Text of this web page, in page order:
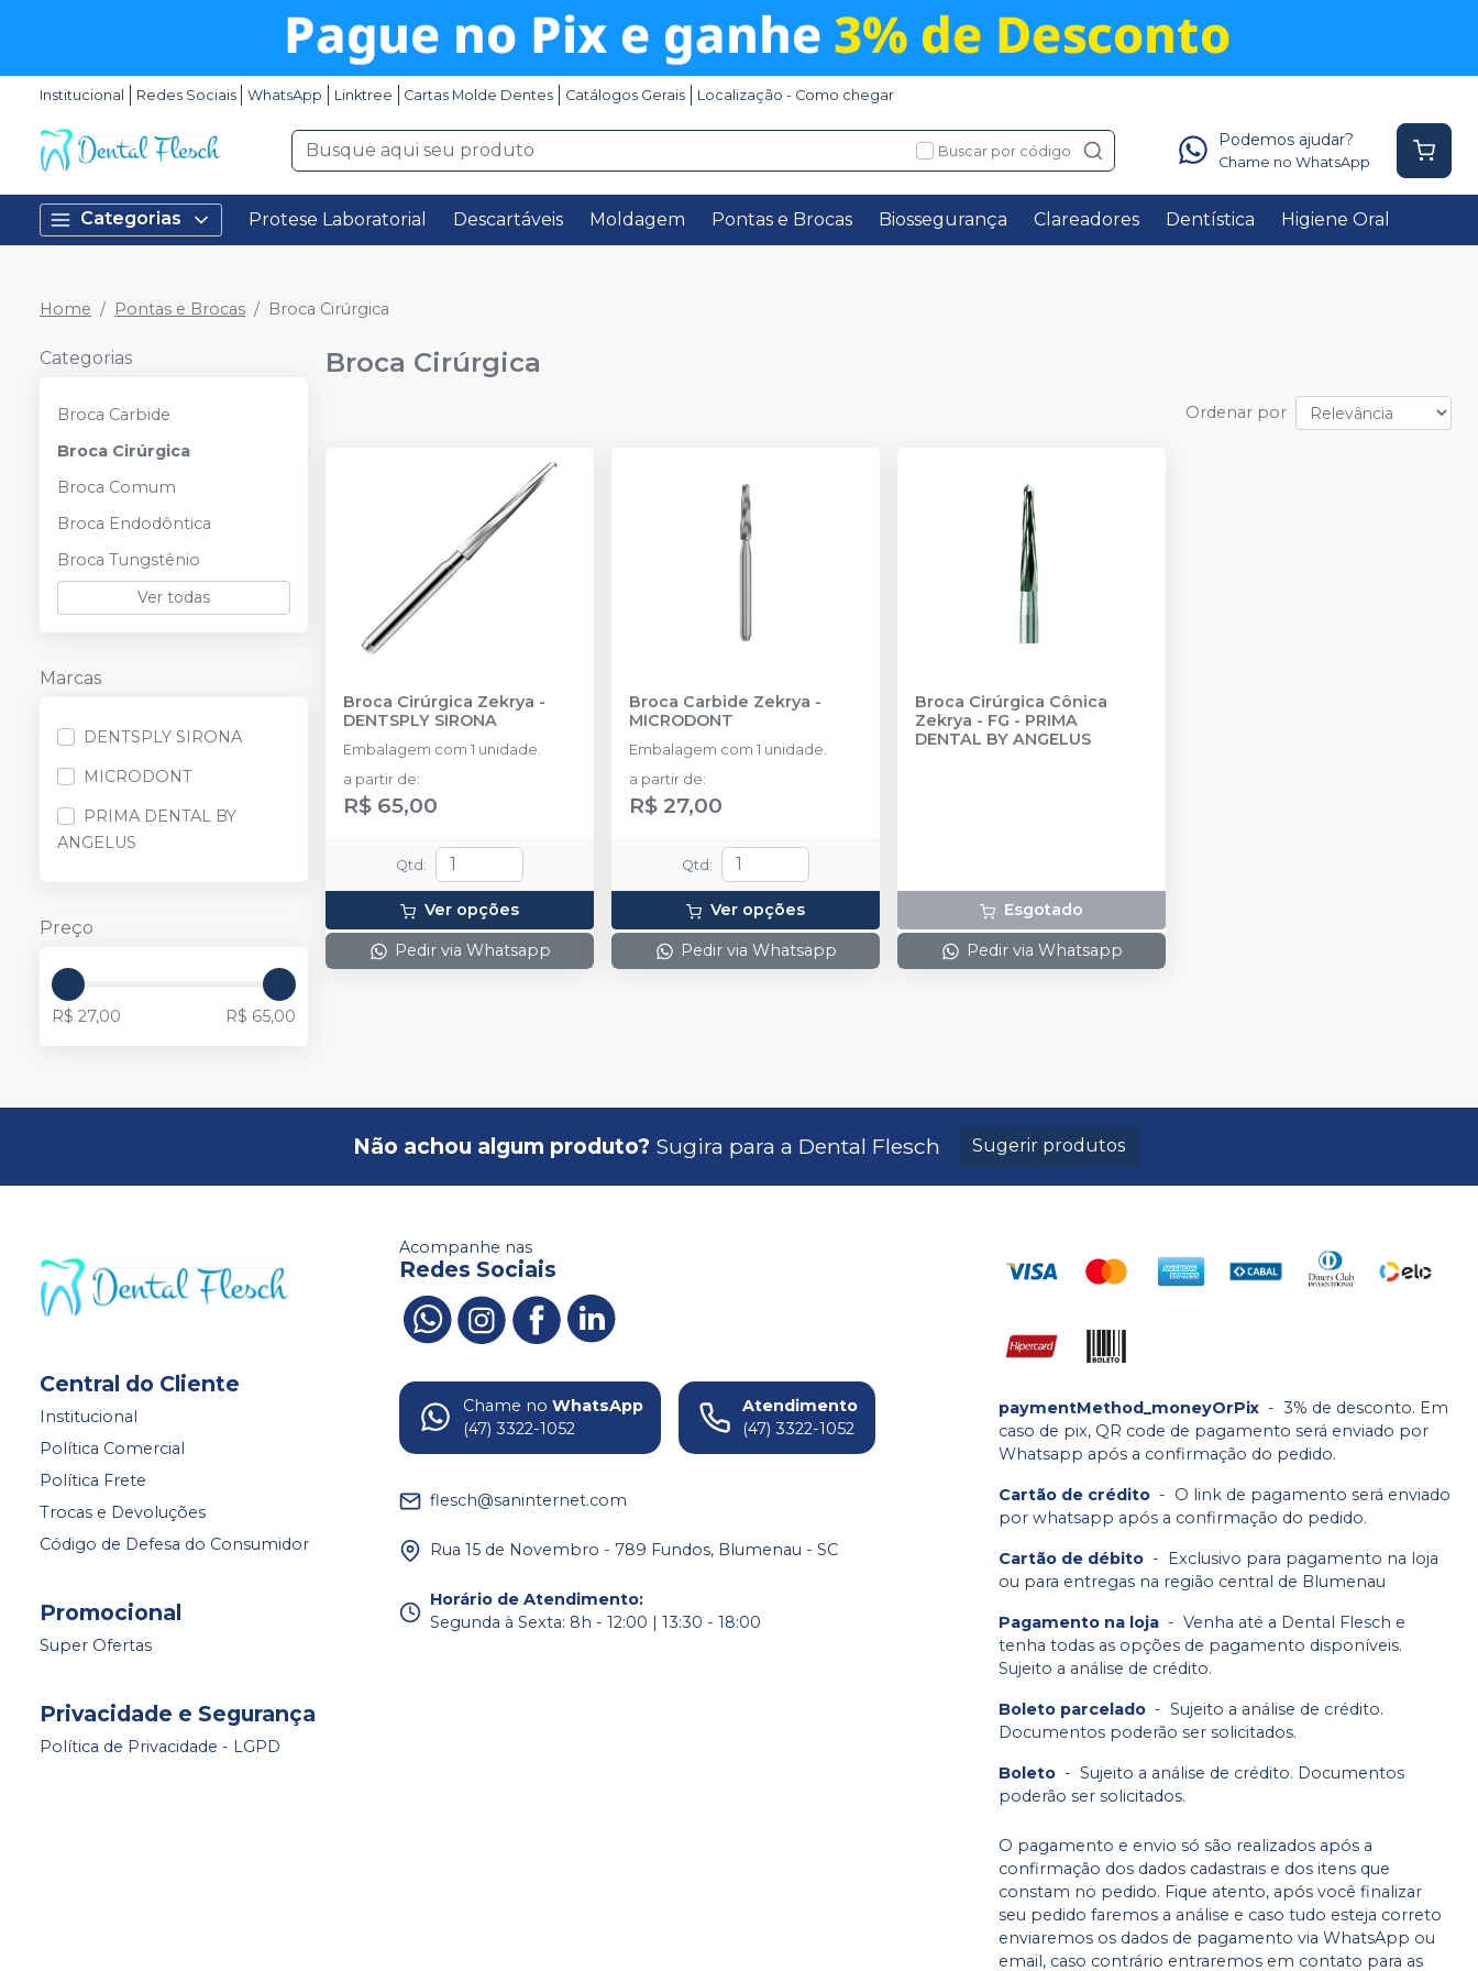
Institucional Redes Sociais WhatsApp Linktree Cartas Molde Dentes Catálogos Gerais Localização - Como chegar
Buscar por código
Podemos ajudar?
Chame no WhatsApp
Categorias Protese Laboratorial Descartáveis Moldagem Pontas e Brocas Biossegurança Clareadores Dentística Higiene Oral
Home Pontas e Brocas Broca Cirúrgica
Categorias
Broca Carbide
Broca Cirúrgica
Broca Comum
Broca Endodôntica
Broca Tungstênio
Ver todas
Marcas
DENTSPLY SIRONA
MICRODONT
PRIMA DENTAL BY
ANGELUS
Preço
R$ 27,00 R$ 65,00
Broca Cirúrgica
Ordenar por
Broca Cirúrgica Zekrya -
DENTSPLY SIRONA
Embalagem com 1 unidade.
a partir de:
R$ 65,00
Qtd:
Ver opções
Pedir via Whatsapp
Broca Carbide Zekrya -
MICRODONT
Embalagem com 1 unidade.
a partir de:
R$ 27,00
Qtd:
Ver opções
Pedir via Whatsapp
Broca Cirúrgica Cônica
Zekrya - FG - PRIMA
DENTAL BY ANGELUS
Esgotado
Pedir via Whatsapp
Não achou algum produto? Sugira para a Dental Flesch Sugerir produtos
Central do Cliente
Institucional
Política Comercial
Política Frete
Trocas e Devoluções
Código de Defesa do Consumidor
Promocional
Super Ofertas
Privacidade e Segurança
Política de Privacidade - LGPD
Acompanhe nas
Redes Sociais
Chame no WhatsApp
(47) 3322-1052
Atendimento
(47) 3322-1052
flesch@saninternet.com
Rua 15 de Novembro - 789 Fundos, Blumenau - SC
Horário de Atendimento:
Segunda à Sexta: 8h - 12:00 | 13:30 - 18:00
paymentMethod_moneyOrPix - 3% de desconto. Em
caso de pix, QR code de pagamento será enviado por
Whatsapp após a confirmação do pedido.
Cartão de crédito - O link de pagamento será enviado
por whatsapp após a confirmação do pedido.
Cartão de débito - Exclusivo para pagamento na loja
ou para entregas na região central de Blumenau
Pagamento na loja - Venha até a Dental Flesch e
tenha todas as opções de pagamento disponíveis.
Sujeito a análise de crédito.
Boleto parcelado - Sujeito a análise de crédito.
Documentos poderão ser solicitados.
Boleto - Sujeito a análise de crédito. Documentos
poderão ser solicitados.
O pagamento e envio só são realizados após a
confirmação dos dados cadastrais e dos itens que
constam no pedido. Fique atento, após você finalizar
seu pedido faremos a análise e caso tudo esteja correto
enviaremos os dados de pagamento via WhatsApp ou
email, caso contrário entraremos em contato para as